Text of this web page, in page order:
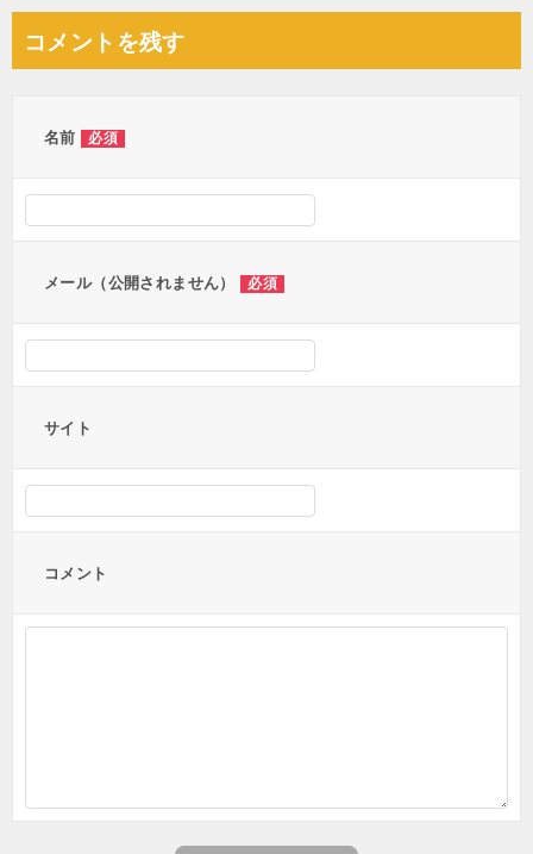
ビ
コメントを残す
名前 必須
メール（公開されません） 必須
サイト
コメント